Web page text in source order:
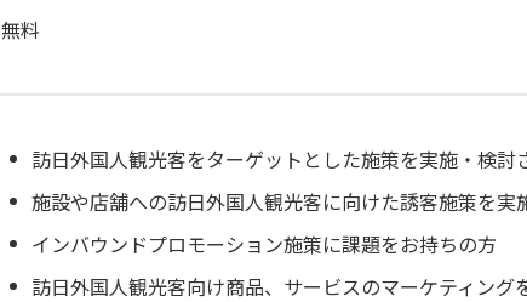
無料
訪日外国人観光客をターゲットとした施策を実施・検討
施設や店舗への訪日外国人観光客に向けた誘客施策を実
インバウンドプロモーション施策に課題をお持ちの方
訪日外国人観光客向け商品、サービスのマーケティング